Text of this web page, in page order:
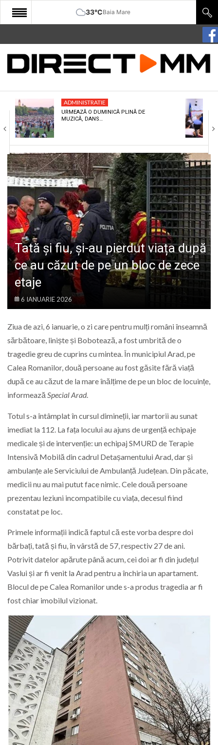
33°CBaia Mare
START
COMUNITATE
CULTURA
ECONOMIE
SANATATE
SPORT
SPECIAL
POLITIC
LIFE
ADMINISTRATIE
URMEAZĂ O DUMINICĂ PLINĂ DE
MUZICĂ, DANS…
Tată și fiu, și-au pierdut viața după
ce au căzut de pe un bloc de zece
etaje
6 IANUARIE 2026
Ziua de azi, 6 ianuarie, o zi care pentru mulți români înseamnă
sărbătoare, liniște și Bobotează, a fost umbrită de o
tragedie greu de cuprins cu mintea. În municipiul Arad, pe
Calea Romanilor, două persoane au fost găsite fără viață
după ce au căzut de la mare înălțime de pe un bloc de locuințe,
informează Special Arad.
Totul s-a întâmplat în cursul dimineții, iar martorii au sunat
imediat la 112. La fața locului au ajuns de urgență echipaje
medicale și de intervenție: un echipaj SMURD de Terapie
Intensivă Mobilă din cadrul Detașamentului Arad, dar și
ambulanțe ale Serviciului de Ambulanță Județean. Din păcate,
medicii nu au mai putut face nimic. Cele două persoane
prezentau leziuni incompatibile cu viața, decesul fiind
constatat pe loc.
Primele informații indică faptul că este vorba despre doi
bărbați, tată și fiu, în vârstă de 57, respectiv 27 de ani.
Potrivit datelor apărute până acum, cei doi ar fi din județul
Vaslui și ar fi venit la Arad pentru a închiria un apartament.
Blocul de pe Calea Romanilor unde s-a produs tragedia ar fi
fost chiar imobilul vizionat.